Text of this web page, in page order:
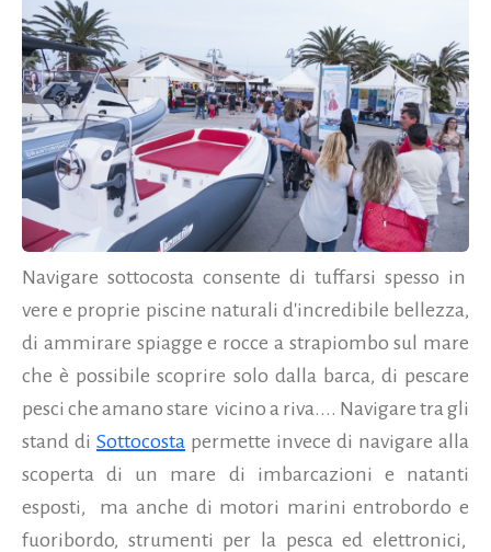
Navigare sottocosta consente di tuffarsi spesso in
vere e proprie piscine naturali d'incredibile bellezza,
di ammirare spiagge e rocce a strapiombo sul mare
che è possibile scoprire solo dalla barca, di pescare
pesci che amano stare vicino a riva.... Navigare tra gli
stand di Sottocosta permette invece di navigare alla
scoperta di un mare di imbarcazioni e natanti
esposti, ma anche di motori marini entrobordo e
fuoribordo, strumenti per la pesca ed elettronici,